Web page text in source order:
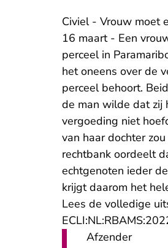
Civiel - Vrouw moet
16 maart - Een
perceel in
het oneens over de
perceel behoort.
de man wilde dat zij
vergoeding niet
van haar dochter
rechtbank oordeelt
echtgenoten ieder
krijgt daarom het
Lees de volledige
Afzender